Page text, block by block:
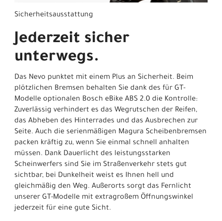
Sicherheitsausstattung
Jederzeit sicher
unterwegs.
Das Nevo punktet mit einem Plus an Sicherheit. Beim
plötzlichen Bremsen behalten Sie dank des für GT-
Modelle optionalen Bosch eBike ABS 2.0 die Kontrolle:
Zuverlässig verhindert es das Wegrutschen der Reifen,
das Abheben des Hinterrades und das Ausbrechen zur
Seite. Auch die serienmäßigen Magura Scheibenbremsen
packen kräftig zu, wenn Sie einmal schnell anhalten
müssen. Dank Dauerlicht des leistungsstarken
Scheinwerfers sind Sie im Straßenverkehr stets gut
sichtbar, bei Dunkelheit weist es Ihnen hell und
gleichmäßig den Weg. Außerorts sorgt das Fernlicht
unserer GT-Modelle mit extragroßem Öffnungswinkel
jederzeit für eine gute Sicht.